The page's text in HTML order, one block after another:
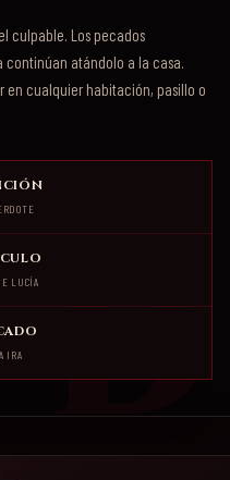
culpable. Los pecados
continúan atándolo a la casa.
en cualquier habitación, pasillo o
LUCÍA
IRA